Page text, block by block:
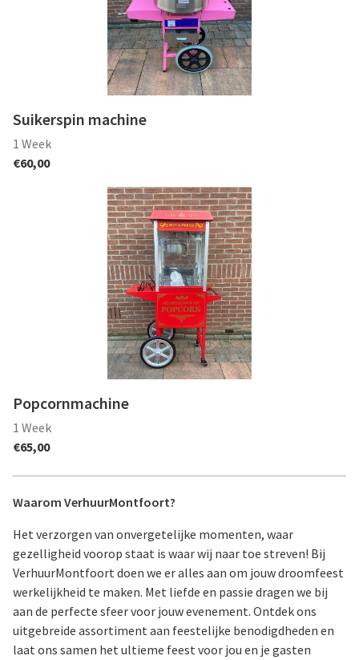
Suikerspin machine
Popcornmachine
Waarom VerhuurMontfoort?
Het verzorgen van onvergetelijke momenten, waar
gezelligheid voorop staat is waar wij naar toe streven! Bij
VerhuurMontfoort doen we er alles aan om jouw droomfeest
werkelijkheid te maken. Met liefde en passie dragen we bij
aan de perfecte sfeer voor jouw evenement. Ontdek ons
uitgebreide assortiment aan feestelijke benodigdheden en
laat ons samen het ultieme feest voor jou en je gasten